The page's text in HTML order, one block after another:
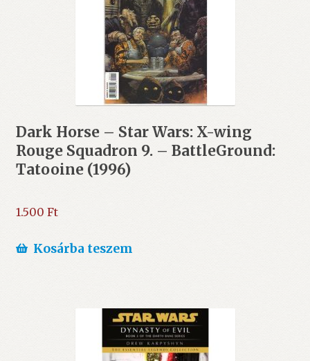
Dark Horse – Star Wars: X-wing
Rouge Squadron 9. – BattleGround:
Tatooine (1996)
1.500 Ft
Kosárba teszem